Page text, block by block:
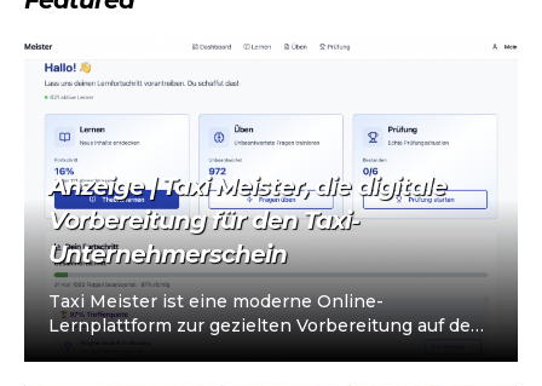
Anzeige | Taxi Meister, die digitale
Vorbereitung für den Taxi-
Unternehmerschein
Taxi Meister ist eine moderne Online-
Lernplattform zur gezielten Vorbereitung auf den